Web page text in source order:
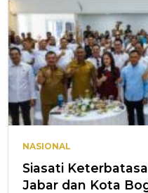
NASIONAL
Siasati
Jabar dan Kota